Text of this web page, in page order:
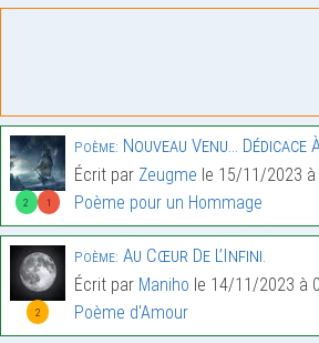
2 1
Poème: Nouveau Venu… Dédicace
Écrit par Zeugme le 15/11/2023 à
Poème pour un Hommage
2
Poème: Au Cœur De L’Infini.
Écrit par Maniho le 14/11/2023 à
Poème d'Amour